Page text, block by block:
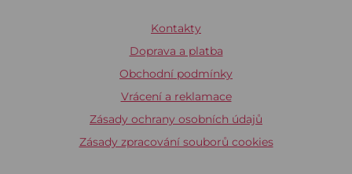
Kontakty
Doprava a platba
Obchodní podmínky
Vrácení a reklamace
Zásady ochrany osobních údajů
Zásady zpracování souborů cookies